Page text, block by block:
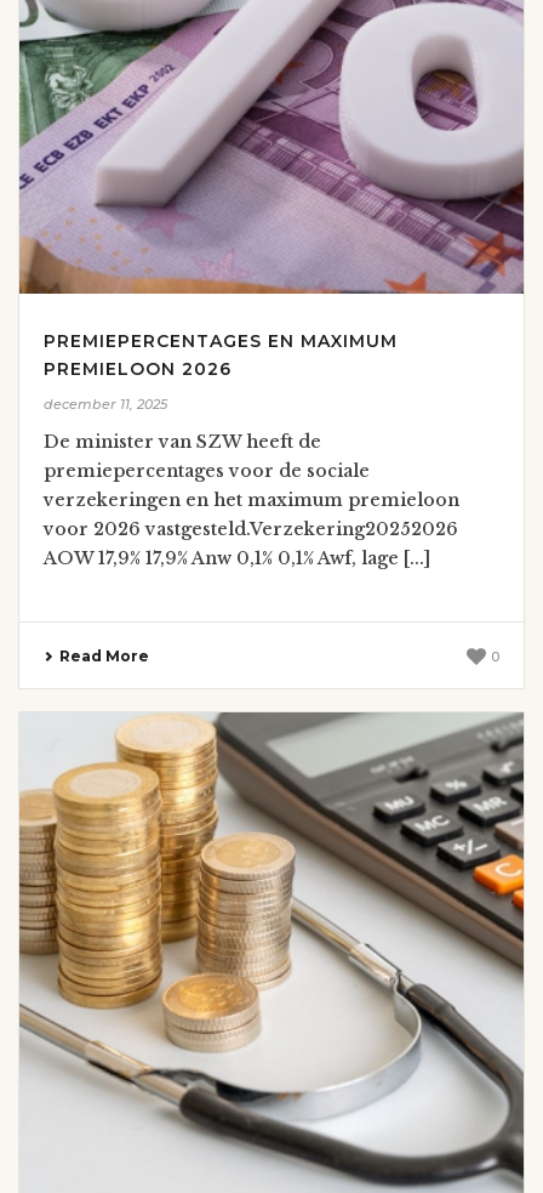
PREMIEPERCENTAGES EN MAXIMUM
PREMIELOON 2026
december 11, 2025
De minister van SZW heeft de
premiepercentages voor de sociale
verzekeringen en het maximum premieloon
voor 2026 vastgesteld.Verzekering20252026
AOW 17,9% 17,9% Anw 0,1% 0,1% Awf, lage [...]
Read More 0